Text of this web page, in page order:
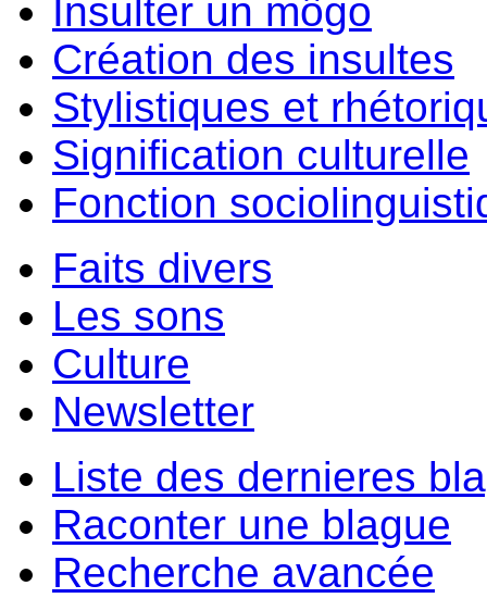
Insulter un môgo
Création des insultes
Stylistiques et
Signification culturelle
Fonction
Faits divers
Les sons
Culture
Newsletter
Liste des dernieres
Raconter une blague
Recherche avancée